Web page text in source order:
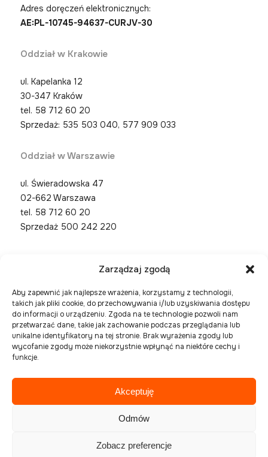
Zarządzaj zgodą
Aby zapewnić jak najlepsze wrażenia, korzystamy z technologii,
takich jak pliki cookie, do przechowywania i/lub uzyskiwania dostępu
do informacji o urządzeniu. Zgoda na te technologie pozwoli nam
przetwarzać dane, takie jak zachowanie podczas przeglądania lub
unikalne identyfikatory na tej stronie. Brak wyrażenia zgody lub
wycofanie zgody może niekorzystnie wpłynąć na niektóre cechy i
funkcje.
Akceptuję
Odmów
Zobacz preferencje
Adres doręczeń elektronicznych:
AE:PL-10745-94637-CURJV-30
Oddział w Krakowie
ul. Kapelanka 12
30-347 Kraków
tel. 58 712 60 20
Sprzedaż: 535 503 040, 577 909 033
Oddział w Warszawie
ul. Świeradowska 47
02-662 Warszawa
tel. 58 712 60 20
Sprzedaż 500 242 220
Spółka zarejestrowana w Sądzie Rejonowym Gdańsk
Północ, VIII Wydział Gospodarczy Krajowego
Rejestru Sądowego pod numerem KRS 0000394954,